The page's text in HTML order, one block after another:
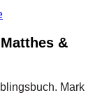
&
Mark